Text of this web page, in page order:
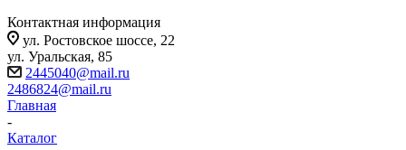
Контактная информация
ул. Ростовское шоссе, 22
ул. Уральская, 85
2445040@mail.ru
2486824@mail.ru
Главная
-
Каталог